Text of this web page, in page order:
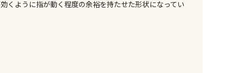
くように指が動く程度の余裕を持たせた形状になってい